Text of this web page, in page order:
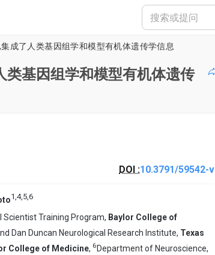
成了人类基因组学和模型有机体遗传学信息
类基因组学和模型有机体遗传
DOI :10.3791/59542-v
1,4,5,6
Scientist Training Program, Baylor College of
Dan Duncan Neurological Research Institute, Texas
College of Medicine, 6 Department of Neuroscience,